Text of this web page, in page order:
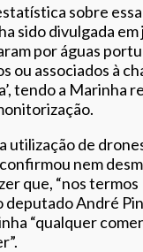
sobre essa
sido divulgada em
por águas
ou associados à
tendo a Marinha
utilização de
nem
que, “nos termos
deputado André
“qualquer